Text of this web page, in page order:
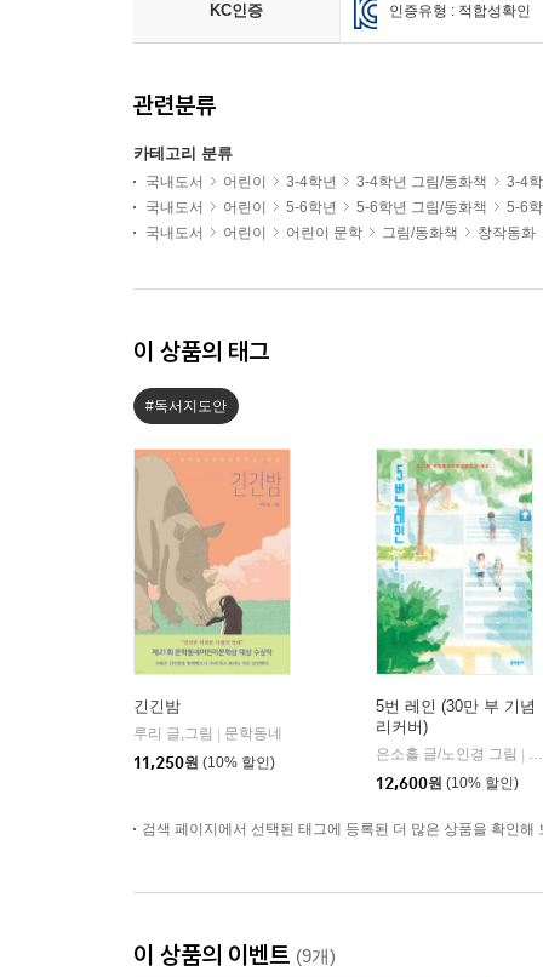
KC인증 인증유형 : 적합성확인
관련분류
카테고리 분류
국내도서 어린이 3-4학년 3-4학년 그림/동화책
3-4
국내도서
어린이 5-6학년 5-6학년 그림/동화책
5-6
국내도서
어린이 어린이 문학 그림/동화책 창작동화
이 상품의 태그
#독서지도안
긴긴밤
루리 글,그림
문학동네
11,250원 (10% 할인)
5번 레인 (30만 부 기념
리커버)
은소홀 글/노인경 그림
12,600원 (10% 할인)
검색 페이지에서 선택된 태그에 등록된 더 많은 상품을 확인해
이 상품의 이벤트 (9개)